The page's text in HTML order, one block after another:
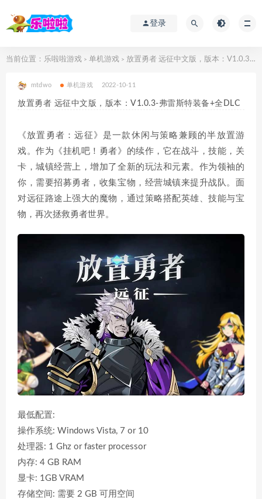
登录
当前位置： 乐啦啦游戏 > 单机游戏 > 放置勇者 远征中文版，版本：V1.0.3-弗雷斯特装备+全DLC
mtdwo 单机游戏 2022-10-11
放置勇者 远征中文版，版本：V1.0.3-弗雷斯特装备+全DLC
《放置勇者：远征》是一款休闲与策略兼顾的半放置游
戏。作为《挂机吧！勇者》的续作，它在战斗，技能，关
卡，城镇经营上，增加了全新的玩法和元素。作为领袖的
你，需要招募勇者，收集宝物，经营城镇来提升战队。面
对远征路途上强大的魔物，通过策略搭配英雄、技能与宝
物，再次拯救勇者世界。
最低配置:
操作系统: Windows Vista, 7 or 10
处理器: 1 Ghz or faster processor
内存: 4 GB RAM
显卡: 1GB VRAM
存储空间: 需要 2 GB 可用空间